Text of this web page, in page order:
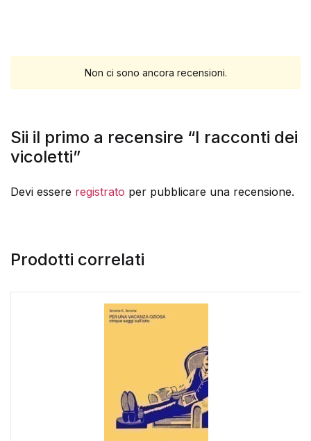
Non ci sono ancora recensioni.
Sii il primo a recensire “I racconti dei
vicoletti”
Devi essere registrato per pubblicare una recensione.
Prodotti correlati